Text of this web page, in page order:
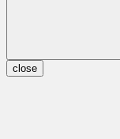
close